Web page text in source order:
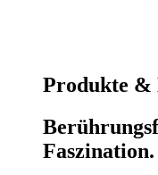
Produkte &
Faszination.